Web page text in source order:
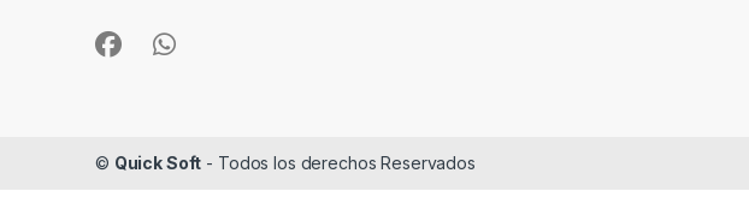
© Quick Soft - Todos los derechos Reservados